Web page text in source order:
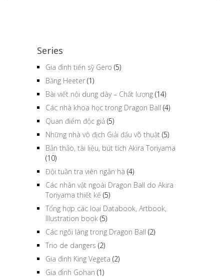
Series
Gia đình tiến sỹ Gero (5)
Băng Heeter (1)
Bài viết nội dung dày – Chất lượng (14)
Các nhà khoa học trong Dragon Ball (4)
Quan điểm độc giả (5)
Những nhà vô địch Giải đấu võ thuật (5)
Bản thảo, tài liệu, bút tích Akira Toriyama
(10)
Đội tuần tra viên ngân hà (4)
Các nhân vật ngoài Dragon Ball do Akira
Toriyama thiết kế (5)
Tổng hợp các loại Databook, Artbook,
Illustration book (5)
Các ngôi làng trong Dragon Ball (2)
Trio de dangers (2)
Gia đình King Vegeta (2)
Gia đình Gohan (1)